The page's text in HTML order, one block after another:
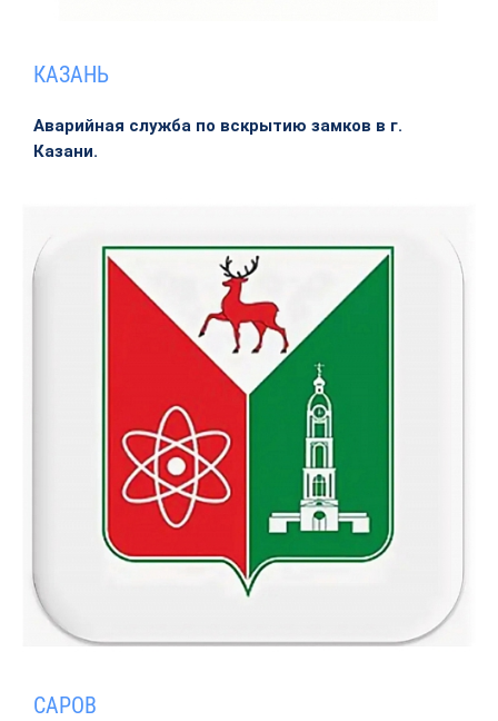
КАЗАНЬ
Аварийная служба по вскрытию замков в г.
Казани.
САРОВ